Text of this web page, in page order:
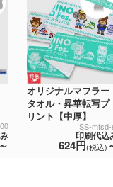
～
オリジナルマフラー
タオル・昇華転写プ
リント【中厚】
SS-
印刷代込
624円(税込)